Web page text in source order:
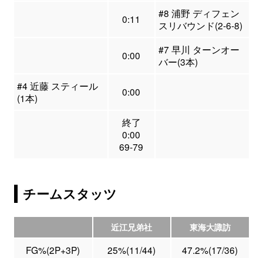
0:11
#8 浦野 ディフェン
スリバウンド(2-6-8)
0:00
#7 早川 ターンオー
バー(3本)
#4 近藤 スティール
(1本)
0:00
終了
0:00
69-79
チームスタッツ
近江兄弟社 東海大諏訪
FG%(2P+3P) 25%(11/44) 47.2%(17/36)